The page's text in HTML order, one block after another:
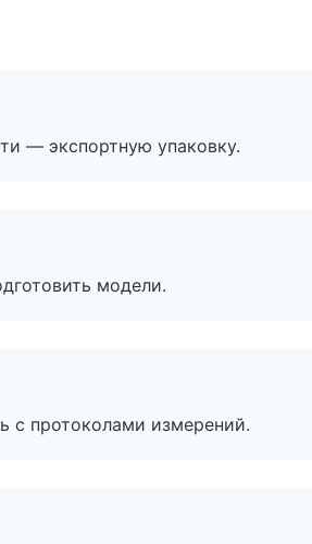
— экспортную упаковку.
модели.
с протоколами измерений.